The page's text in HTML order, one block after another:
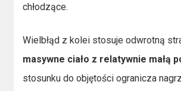
chłodzące.
Wielbłąd z kolei stosuje odwrotną
masywne ciało z relatywnie małą
stosunku do objętości ogranicza